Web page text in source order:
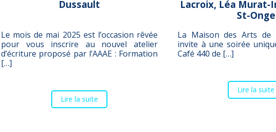
Dussault
Le mois de mai 2025 est l’occasion rêvée
pour vous inscrire au nouvel atelier
d’écriture proposé par l’AAAE : Formation
[…]
Lire la suite
Lacroix, Léa Murat-
St-Onge
La Maison des Arts de
invite à une soirée
Café 440 de […]
Lire la suite